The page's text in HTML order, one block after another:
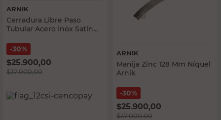
ARNIK
Cerradura Libre Paso
Tubular Acero Inox Satín
30%
$25.900,00
$37.000,00
ARNIK
Manija Zinc 128 Mm Níquel
Arnik
30%
$25.900,00
$37.000,00